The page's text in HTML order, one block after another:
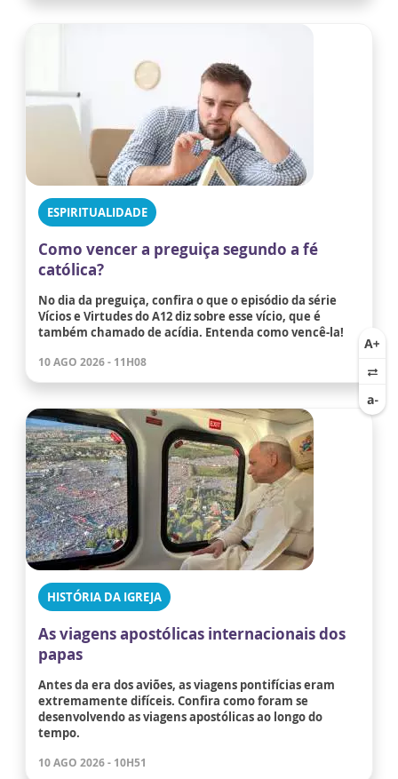
ESPIRITUALIDADE
Como vencer a preguiça segundo a fé
católica?
No dia da preguiça, confira o que o episódio da série
Vícios e Virtudes do A12 diz sobre esse vício, que é
também chamado de acídia. Entenda como vencê-la!
10 AGO 2026 - 11H08
HISTÓRIA DA IGREJA
As viagens apostólicas internacionais dos
papas
Antes da era dos aviões, as viagens pontifícias eram
extremamente difíceis. Confira como foram se
desenvolvendo as viagens apostólicas ao longo do
tempo.
10 AGO 2026 - 10H51